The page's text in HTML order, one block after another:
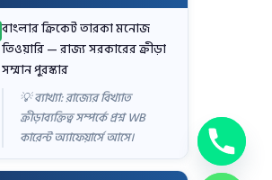
বাংলার ক্রিকেট তারকা মনোজ
তিওয়ারি — রাজ্য সরকারের ক্রীড়া
সম্মান পুরস্কার
💡 ব্যাখ্যা: রাজ্যের বিখ্যাত
ক্রীড়াব্যক্তিত্ব সম্পর্কে প্রশ্ন WB
কারেন্ট অ্যাফেয়ার্সে আসে।